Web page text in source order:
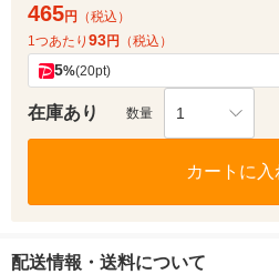
465円
（税込）
1つあたり 93円 （税込）
5%(20pt)
在庫あり 数量 1
カートに入
配送情報・送料について